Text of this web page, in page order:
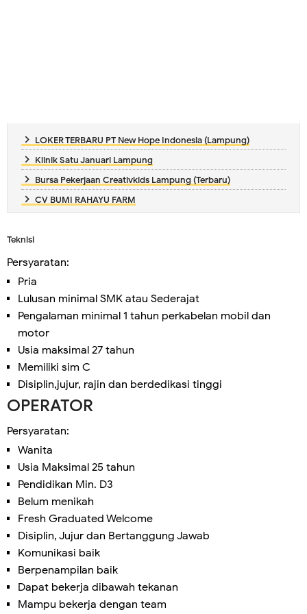
LOKER TERBARU PT New Hope Indonesia (Lampung)
Klinik Satu Januari Lampung
Bursa Pekerjaan Creativkids Lampung (Terbaru)
CV BUMI RAHAYU FARM
Teknisi
Persyaratan:
Pria
Lulusan minimal SMK atau Sederajat
Pengalaman minimal 1 tahun perkabelan mobil dan
motor
Usia maksimal 27 tahun
Memiliki sim C
Disiplin,jujur, rajin dan berdedikasi tinggi
OPERATOR
Persyaratan:
Wanita
Usia Maksimal 25 tahun
Pendidikan Min. D3
Belum menikah
Fresh Graduated Welcome
Disiplin, Jujur dan Bertanggung Jawab
Komunikasi baik
Berpenampilan baik
Dapat bekerja dibawah tekanan
Mampu bekerja dengan team